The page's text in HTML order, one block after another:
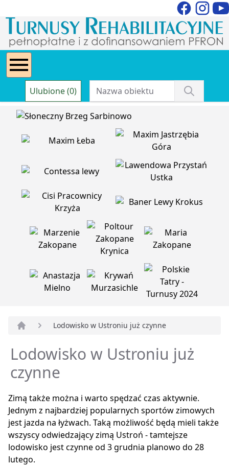
Ulubione (0)
Lodowisko w Ustroniu już czynne
Lodowisko w Ustroniu już
czynne
Zimą także można i warto spędzać czas aktywnie.
Jednym z najbardziej popularnych sportów zimowych
jest jazda na łyżwach. Taką możliwość będą mieli także
wszyscy odwiedzający zimą Ustroń - tamtejsze
lodowisko jest czynne od 3 grudnia planowo do 28
lutego.